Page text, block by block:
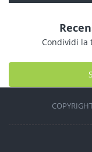
Condividi la